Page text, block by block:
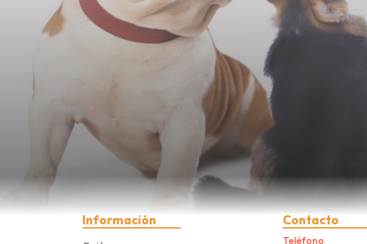
Información Contacto
Teléfono